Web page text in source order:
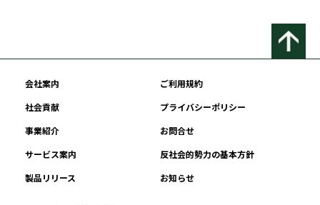
会社案内
ご利用規約
社会貢献
プライバシーポリシー
事業紹介
お問合せ
サービス案内
反社会的勢力の基本方針
製品リリース
お知らせ